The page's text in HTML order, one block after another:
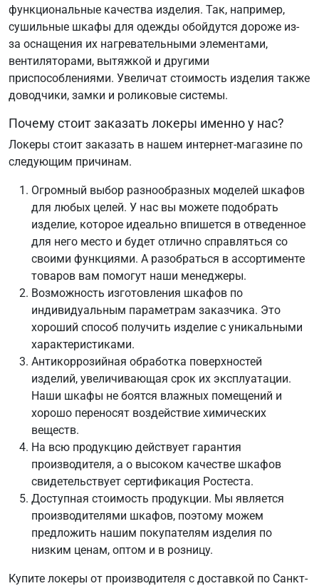
функциональные качества изделия. Так, например,
сушильные шкафы для одежды обойдутся дороже из-
за оснащения их нагревательными элементами,
вентиляторами, вытяжкой и другими
приспособлениями. Увеличат стоимость изделия также
доводчики, замки и роликовые системы.
Почему стоит заказать локеры именно у нас?
Локеры стоит заказать в нашем интернет-магазине по
следующим причинам.
Огромный выбор разнообразных моделей шкафов
для любых целей. У нас вы можете подобрать
изделие, которое идеально впишется в отведенное
для него место и будет отлично справляться со
своими функциями. А разобраться в ассортименте
товаров вам помогут наши менеджеры.
Возможность изготовления шкафов по
индивидуальным параметрам заказчика. Это
хороший способ получить изделие с уникальными
характеристиками.
Антикоррозийная обработка поверхностей
изделий, увеличивающая срок их эксплуатации.
Наши шкафы не боятся влажных помещений и
хорошо переносят воздействие химических
веществ.
На всю продукцию действует гарантия
производителя, а о высоком качестве шкафов
свидетельствует сертификация Ростеста.
Доступная стоимость продукции. Мы является
производителями шкафов, поэтому можем
предложить нашим покупателям изделия по
низким ценам, оптом и в розницу.
Купите локеры от производителя с доставкой по Санкт-